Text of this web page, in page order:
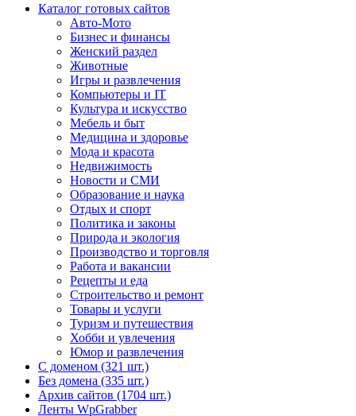
Каталог готовых сайтов
Авто-Мото
Бизнес и финансы
Женский раздел
Животные
Игры и развлечения
Компьютеры и IT
Культура и искусство
Мебель и быт
Медицина и здоровье
Мода и красота
Недвижимость
Новости и СМИ
Образование и наука
Отдых и спорт
Политика и законы
Природа и экология
Производство и торговля
Работа и вакансии
Рецепты и еда
Строительство и ремонт
Товары и услуги
Туризм и путешествия
Хобби и увлечения
Юмор и развлечения
С доменом (321 шт.)
Без домена (335 шт.)
Архив сайтов (1704 шт.)
Ленты WpGrabber